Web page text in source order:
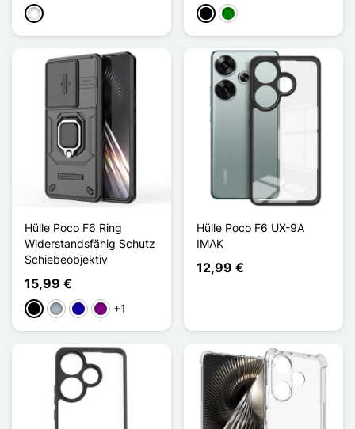
Weiß Schwarz
Grün
Hülle Poco F6 Ring
Widerstandsfähig Schutz
Schiebeobjektiv
15,99 €
Schwarz
GrauDunkelblau
Violett
+1
Hülle Poco F6 UX-9A
IMAK
12,99 €